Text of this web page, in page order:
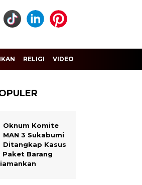
RELIGI VIDEO
Oknum Komite
MAN 3 Sukabumi
Ditangkap Kasus
Paket Barang